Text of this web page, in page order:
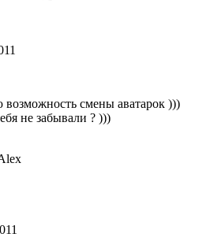
смены аватарок )))
не забывали ? )))